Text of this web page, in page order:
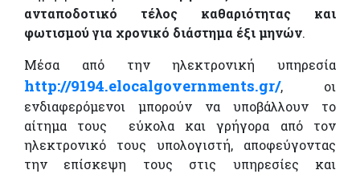
ανταποδοτικό τέλος καθαριότητας και
φωτισμού για χρονικό διάστημα έξι μηνών.
Μέσα από την ηλεκτρονική υπηρεσία
http://9194.elocalgovernments.gr/, οι
ενδιαφερόμενοι μπορούν να υποβάλλουν το
αίτημα τους εύκολα και γρήγορα από τον
ηλεκτρονικό τους υπολογιστή, αποφεύγοντας
την επίσκεψη τους στις υπηρεσίες και